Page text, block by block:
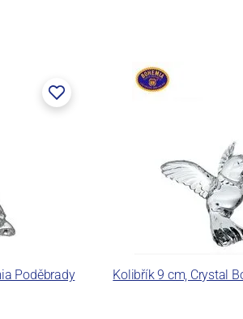
Poděbrady Kolibřík 9 cm, Crystal